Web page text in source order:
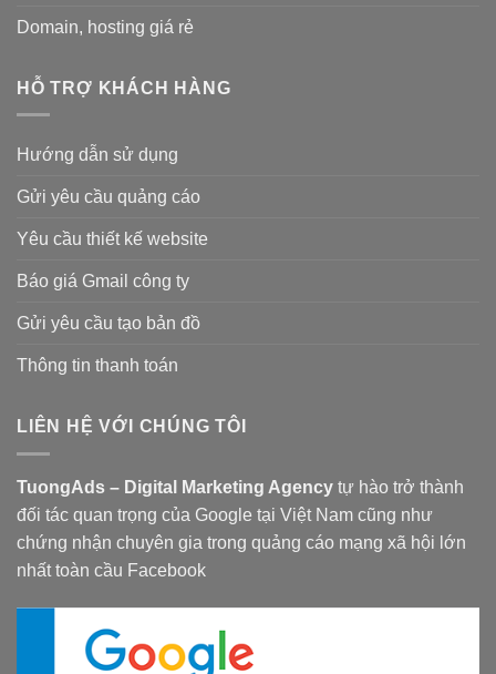
Domain, hosting giá rẻ
HỖ TRỢ KHÁCH HÀNG
Hướng dẫn sử dụng
Gửi yêu cầu quảng cáo
Yêu cầu thiết kế website
Báo giá Gmail công ty
Gửi yêu cầu tạo bản đồ
Thông tin thanh toán
LIÊN HỆ VỚI CHÚNG TÔI
TuongAds – Digital Marketing Agency tự hào trở thành
đối tác quan trọng của Google tại Việt Nam cũng như
chứng nhận chuyên gia trong quảng cáo mạng xã hội lớn
nhất toàn cầu Facebook